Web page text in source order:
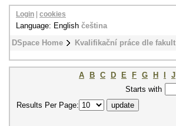
DSpace Home Kvalifikační práce dle fakult
Login cookies
Language: English čeština
A B C D E F G H J
Starts with
Results Per Page: